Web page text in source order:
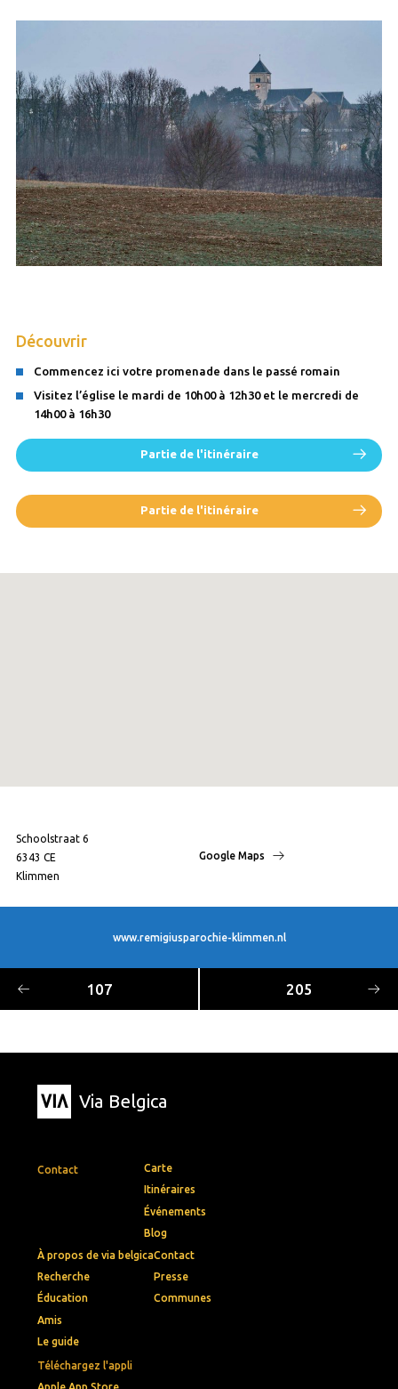
Découvrir
Commencez ici votre promenade dans le passé romain
Visitez l’église le mardi de 10h00 à 12h30 et le mercredi de
14h00 à 16h30
Partie de l'itinéraire
Partie de l'itinéraire
Schoolstraat 6
6343 CE
Klimmen
Google Maps
www.remigiusparochie-klimmen.nl
107 205
Via Belgica
Contact
Téléchargez l'appli
Carte
Itinéraires
Événements
Blog
À propos de via belgica
Recherche
Éducation
Amis
Le guide
Contact
Presse
Communes